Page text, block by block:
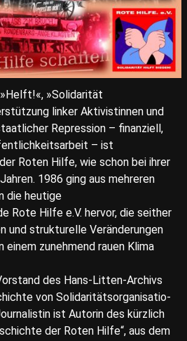
»Solidarität
linker Aktivistinnen und
Repression – finanziell,
– ist
Roten Hilfe, wie schon bei ihrer
1986 ging aus mehreren
die heutige
Rote Hilfe e.V. hervor, die seither
und strukturelle Veränderungen
zunehmend rauen Klima
des Hans-Litten-Archivs
von Solidaritätsorganisa­tio­
ist Autorin des kürzlich
der Roten Hilfe“, aus dem